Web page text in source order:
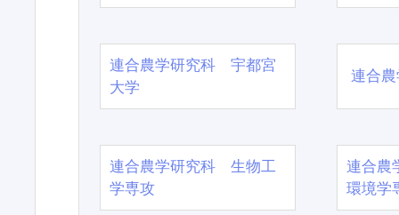
連合農学研究科 宇都宮
大学
連合
連合農学研究科 生物工
学専攻
連合農
環境学